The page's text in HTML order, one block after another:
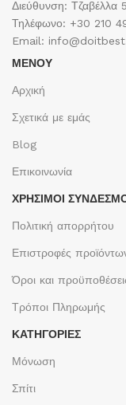
Διεύθυνση: Τζαβέλλα
Τηλέφωνο: +30 210
Email:
ΜΕΝΟΥ
Αρχική
Σχετικά με εμάς
Blog
Επικοινωνία
ΧΡΉΣΙΜΟΙ
Πολιτική απορρήτου
Επιστροφές
Όροι και
Τρόποι Πληρωμής
ΚΑΤΗΓΟΡΙΕΣ
Μόνωση
Σπίτι